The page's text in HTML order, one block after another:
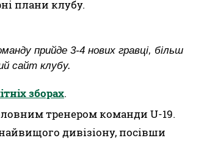
плани клубу.
прийде 3-4 нових гравці, більш
сайт клубу.
зборах.
тренером команди U-19.
дивізіону, посівши